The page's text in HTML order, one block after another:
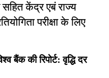
केंद्र एबं राज्य
परीक्षा के लिए
बैंक की रिपोर्ट: वृद्धि दर